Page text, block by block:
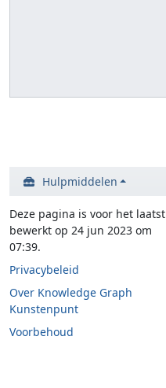
Hulpmiddelen
Deze pagina is voor het laatst
bewerkt op 24 jun 2023 om
07:39.
Privacybeleid
Over Knowledge Graph
Kunstenpunt
Voorbehoud